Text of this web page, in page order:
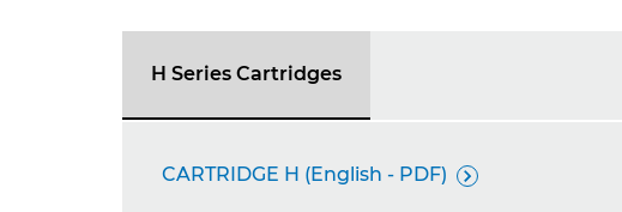
H Series Cartridges
CARTRIDGE H (English - PDF) 